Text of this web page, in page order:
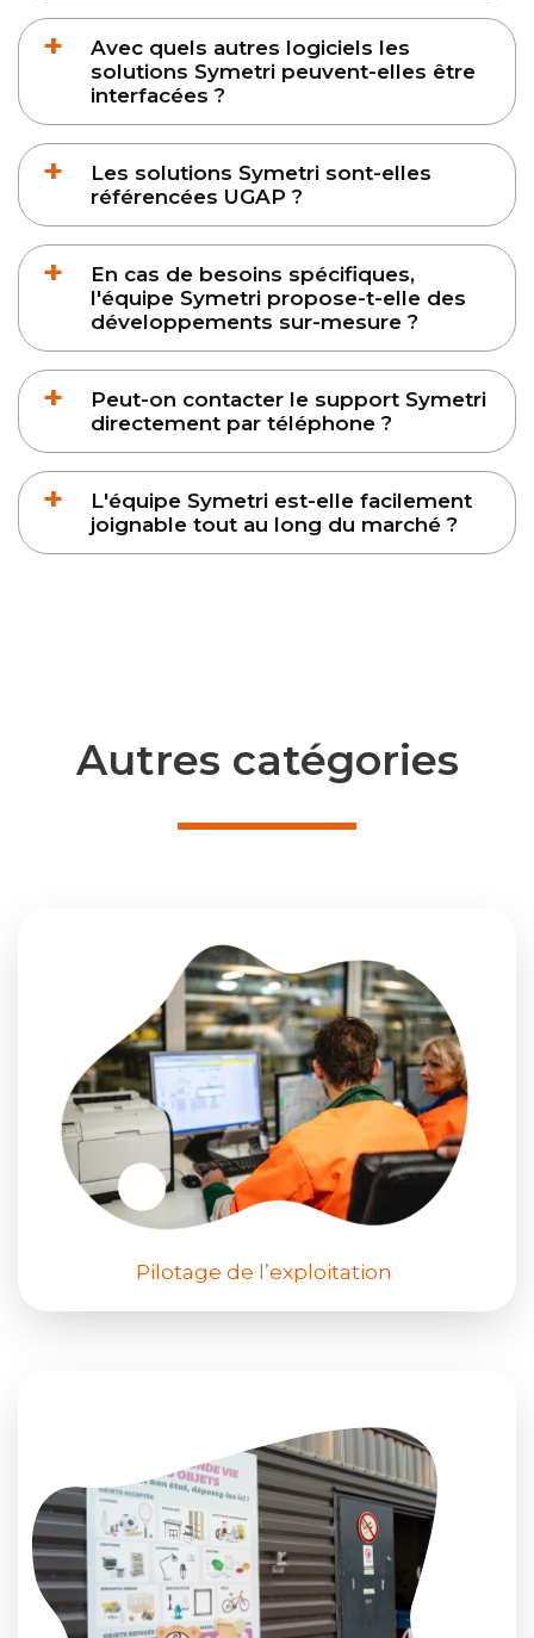
Avec quels autres logiciels les
solutions Symetri peuvent-elles être
interfacées ?
Les solutions Symetri sont-elles
référencées UGAP ?
En cas de besoins spécifiques,
l'équipe Symetri propose-t-elle des
développements sur-mesure ?
Peut-on contacter le support Symetri
directement par téléphone ?
L'équipe Symetri est-elle facilement
joignable tout au long du marché ?
Autres catégories
Pilotage de l’exploitation